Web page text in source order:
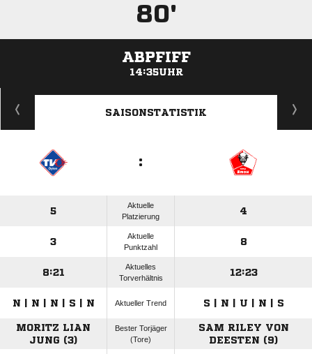
80'
ABPFIFF
14:35UHR
ANZEIGE
SAISONSTATISTIK
:
5
Aktuelle
Platzierung
4
3
Aktuelle
Punktzahl
8
8:21
Aktuelles
Torverhältnis
12:23
N | N | N | S | N Aktueller Trend S | N | U | N | S
MORITZ LIAN
JUNG (3)
Bester Torjäger
(Tore)
SAM RILEY VON
DEESTEN (9)